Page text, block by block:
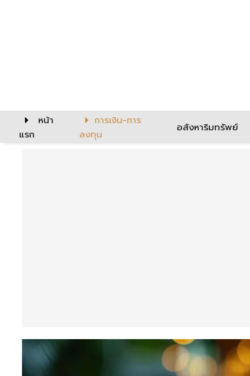
หน้า
แรก
การเงิน-การ
ลงทุน
อสังหาริมทรัพย์